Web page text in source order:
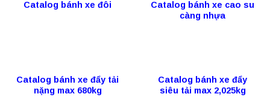
Catalog bánh xe đôi
Catalog bánh xe cao su
càng nhựa
Catalog bánh xe đẩy tải
nặng max 680kg
Catalog bánh xe đẩy
siêu tải max 2,025kg